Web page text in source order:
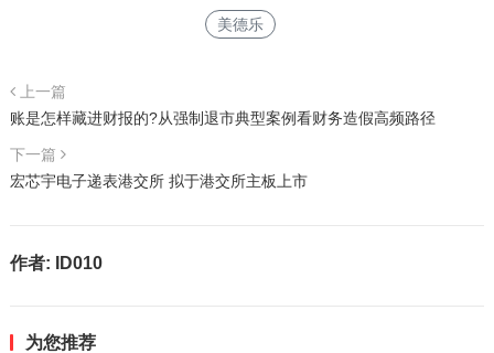
美德乐
上一篇
账是怎样藏进财报的?从强制退市典型案例看财务造假高频路径
下一篇
宏芯宇电子递表港交所 拟于港交所主板上市
作者: ID010
为您推荐